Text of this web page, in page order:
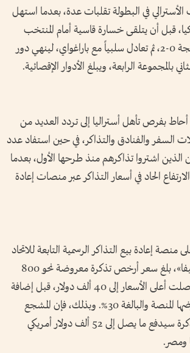
في البطولة تقلبات عدة، بعدما استهل
قبل أن يتلقى خسارة قاسية أمام المنتخب
الأمريكي المضيف بنتيجة 0-2، ثم تعادل سلبياً مع باراغواي، لينهي دور
بالمجموعة الرابعة، ويبلغ الأدوار الإقصائية.
بفرص تأهل أستراليا إلى تردد العديد من
السفر والفنادق والتذاكر، في حين استفاد عدد
اشتروا تذاكرهم منذ طرحها الأول، بعدما
الحاد في أسعار التذاكر عبر منصات إعادة
إعادة بيع التذاكر الرسمية التابعة للاتحاد
الدولي لكرة القدم «فيفا»، بلغ سعر أرخص تذكرة معروضة نحو 800
دولار أمريكي، بينما وصلت أعلى الأسعار إلى 40 ألف دولار، قبل إضافة
رسوم المعالجة التي تفرضها المنصة والبالغة 30%. وبذلك، فإن المشجع
الذي يشتري أغلى تذكرة سيدفع ما يصل إلى 52 ألف دولار أمريكي
ومصر.